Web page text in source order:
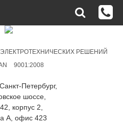
РЕШЕНИЙ
9001:2008
Петербург,
шоссе,
корпус 2,
А, офис 423